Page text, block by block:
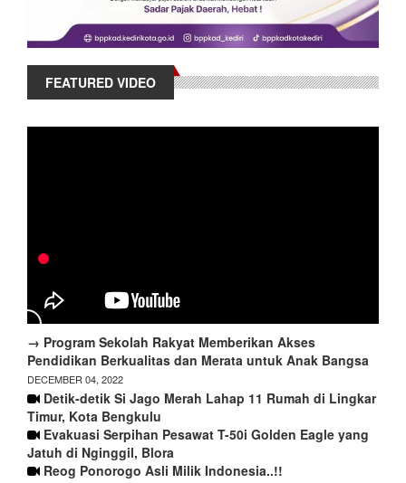
FEATURED VIDEO
→ Program Sekolah Rakyat Memberikan Akses
Pendidikan Berkualitas dan Merata untuk Anak Bangsa
DECEMBER 04, 2022
Detik-detik Si Jago Merah Lahap 11 Rumah di Lingkar
Timur, Kota Bengkulu
Evakuasi Serpihan Pesawat T-50i Golden Eagle yang
Jatuh di Nginggil, Blora
Reog Ponorogo Asli Milik Indonesia..!!